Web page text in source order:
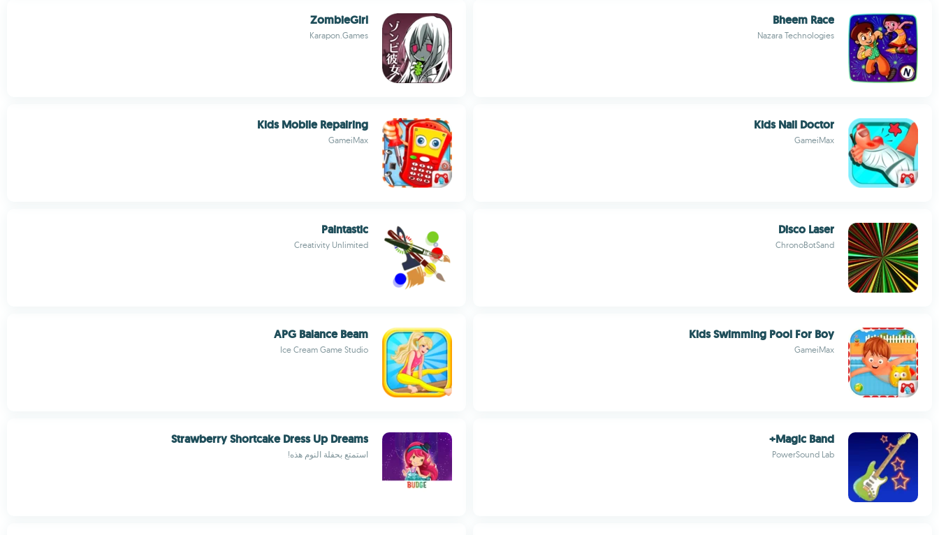
Bheem Race
Nazara Technologies
ZombieGirl
Karapon.Games
Kids Nail Doctor
GameiMax
Kids Mobile Repairing
GameiMax
Disco Laser
ChronoBotSand
Paintastic
Creativity Unlimited
Kids Swimming Pool For Boy
GameiMax
APG Balance Beam
Ice Cream Game Studio
Magic Band+
PowerSound Lab
Strawberry Shortcake Dress Up Dreams
استمتع بحفلة النوم هذه!